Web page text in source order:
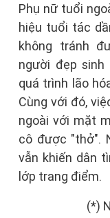
Phụ nữ tuổi
hiệu tuổi tác
không tránh
người đẹp
quá trình lão
Cùng với đó,
ngoài với mặt
cô được "thở".
vẫn khiến dân
lớp trang điểm.
(*)